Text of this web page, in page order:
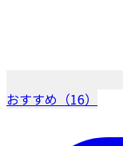
おすすめ（16）